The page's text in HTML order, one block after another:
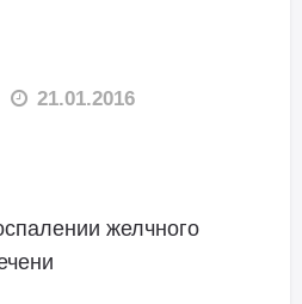
21.01.2016
желчного